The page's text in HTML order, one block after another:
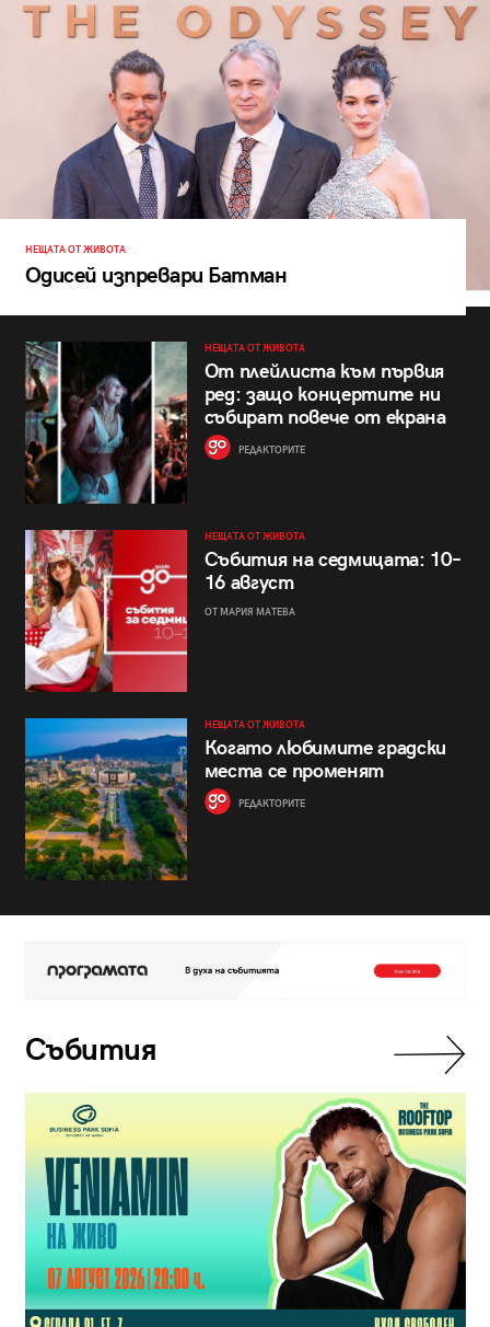
НЕЩАТА ОТ ЖИВОТА
Одисей изпревари Батман
НЕЩАТА ОТ ЖИВОТА
От плейлиста към първия
ред: защо концертите ни
събират повече от екрана
РЕДАКТОРИТЕ
НЕЩАТА ОТ ЖИВОТА
Събития на седмицата: 10–
16 август
ОТ МАРИЯ МАТЕВА
НЕЩАТА ОТ ЖИВОТА
Когато любимите градски
места се променят
РЕДАКТОРИТЕ
Събития